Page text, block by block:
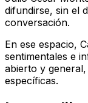
difundirse, sin el
conversación.
En ese espacio,
sentimentales e
abierto y
específicas.